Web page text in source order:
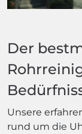
Der
Unsere
rund um die